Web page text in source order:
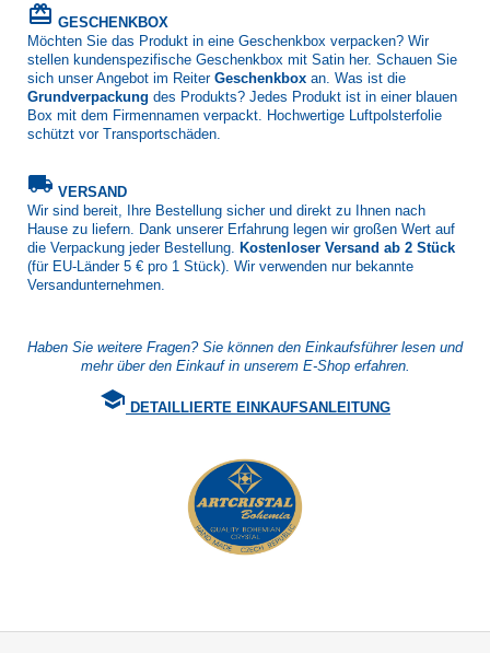
card_giftcard GESCHENKBOX
Möchten Sie das Produkt in eine Geschenkbox verpacken? Wir
stellen kundenspezifische Geschenkbox mit Satin her. Schauen Sie
sich unser Angebot im Reiter Geschenkbox an. Was ist die
Grundverpackung des Produkts? Jedes Produkt ist in einer blauen
Box mit dem Firmennamen verpackt. Hochwertige Luftpolsterfolie
schützt vor Transportschäden.
local_shipping VERSAND
Wir sind bereit, Ihre Bestellung sicher und direkt zu Ihnen nach
Hause zu liefern. Dank unserer Erfahrung legen wir großen Wert auf
die Verpackung jeder Bestellung. Kostenloser Versand ab 2 Stück
(für EU-Länder 5 € pro 1 Stück). Wir verwenden nur bekannte
Versandunternehmen.
Haben Sie weitere Fragen? Sie können den Einkaufsführer lesen und
mehr über den Einkauf in unserem E-Shop erfahren.
school DETAILLIERTE EINKAUFSANLEITUNG